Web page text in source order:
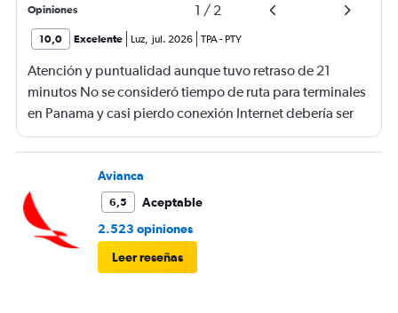
Opiniones 1 / 2
10,0 Excelente Luz, jul. 2026 TPA- PTY
Atención y puntualidad aunque tuvo retraso de 21
minutos No se consideró tiempo de ruta para terminales
en Panama y casi pierdo conexión Internet debería ser
gratis
Avianca
6,5
Aceptable
2.523 opiniones
Leer reseñas